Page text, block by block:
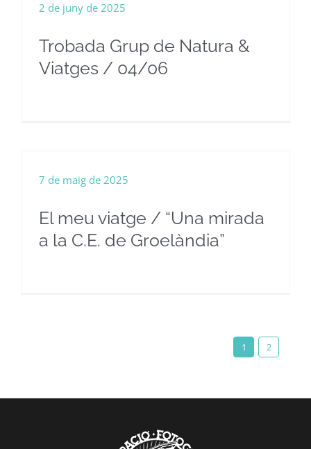
Trobada Grup de Natura &
Viatges / 04/06
2 de juny de 2025
El meu viatge / “Una mirada
a la C.E. de Groelàndia”
7 de maig de 2025
1 2